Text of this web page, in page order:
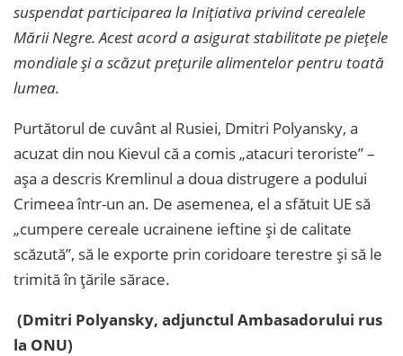
suspendat participarea la Inițiativa privind cerealele
Mării Negre. Acest acord a asigurat stabilitate pe piețele
mondiale și a scăzut prețurile alimentelor pentru toată
lumea.
Purtătorul de cuvânt al Rusiei, Dmitri Polyansky, a
acuzat din nou Kievul că a comis „atacuri teroriste” –
așa a descris Kremlinul a doua distrugere a podului
Crimeea într-un an. De asemenea, el a sfătuit UE să
„cumpere cereale ucrainene ieftine și de calitate
scăzută”, să le exporte prin coridoare terestre și să le
trimită în țările sărace.
(Dmitri Polyansky, adjunctul Ambasadorului rus
la ONU)